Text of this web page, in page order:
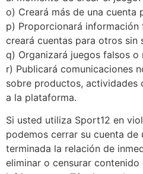
o) Creará más de una cuenta
p) Proporcionará información
creará cuentas para otros sin
q) Organizará juegos falsos o
r) Publicará comunicaciones
sobre productos, actividades
a la plataforma.
Si usted utiliza Sport12 en
podemos cerrar su cuenta de
terminada la relación de
eliminar o censurar